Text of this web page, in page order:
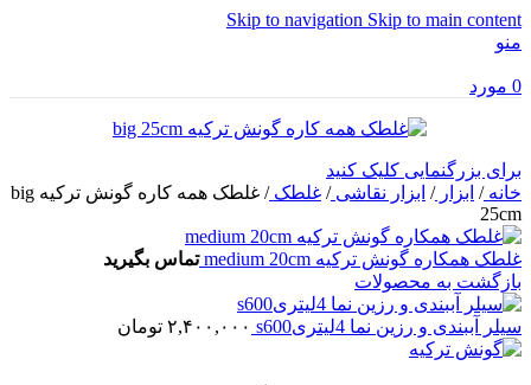
Skip to navigation Skip to main content
منو
0 مورد
برای بزرگنمایی کلیک کنید
خانه/ ابزار/ ابزار نقاشی/ غلطک/
غلطک همه کاره گونش ترکیه big
25cm
غلطک همکاره گونش ترکیه medium 20cm
تماس بگیرید
بازگشت به محصولات
سیلر آببندی و رزین نما 4لیتریs600 ۲,۴۰۰,۰۰۰ تومان